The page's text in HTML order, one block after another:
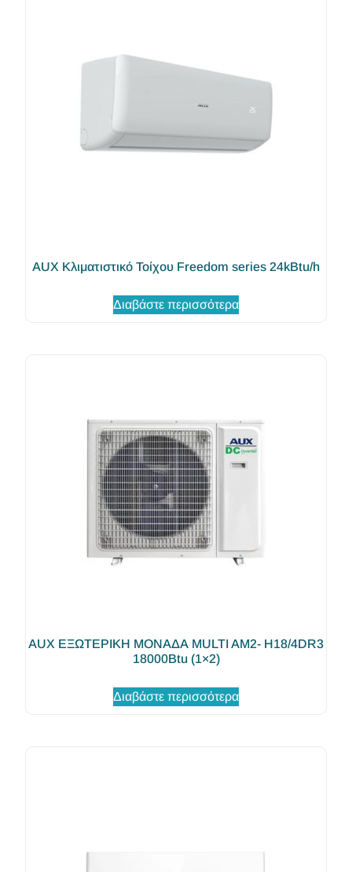
AUX Κλιματιστικό Τοίχου Freedom series 24kBtu/h
Διαβάστε περισσότερα
AUX ΕΞΩΤΕΡΙΚΗ ΜΟΝΑΔΑ MULTI AM2- H18/4DR3
18000Btu (1×2)
Διαβάστε περισσότερα